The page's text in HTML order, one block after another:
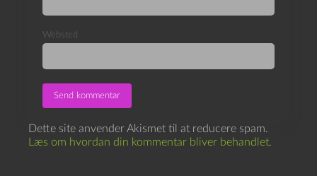
Websted
Dette site anvender Akismet til at reducere spam.
Læs om hvordan din kommentar bliver behandlet.